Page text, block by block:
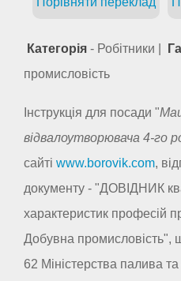
Категорія - Робітники |
промисловість
Інструкція для посади "
відвалоутворювача 4-го
сайті www.borovik.com,
документу - "ДОВІДНИК
характеристик професій
Добувна промисловість",
62 Міністерства палива